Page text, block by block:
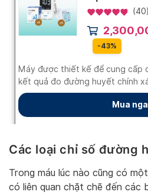
Các loại chỉ số đường
Trong máu lúc nào cũng có
có liên quan chặt chẽ đến các